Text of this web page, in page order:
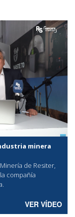
minera
de Resiter,
compañía
VER VÍDEO